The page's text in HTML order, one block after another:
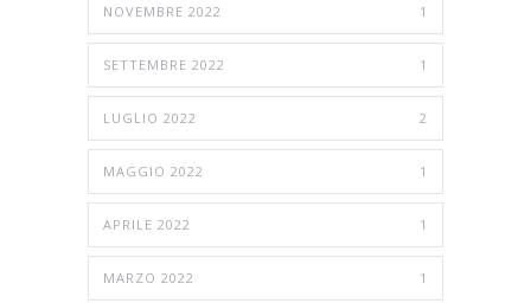
NOVEMBRE 2022 1
SETTEMBRE 2022 1
LUGLIO 2022 2
MAGGIO 2022 1
APRILE 2022 1
MARZO 2022 1